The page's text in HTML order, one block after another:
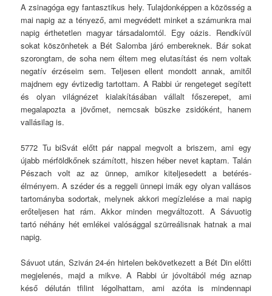
A zsinagóga egy fantasztikus hely. Tulajdonképpen a közösség a
mai napig az a tényező, ami megvédett minket a számunkra mai
napig érthetetlen magyar társadalomtól. Egy oázis. Rendkívül
sokat köszönhetek a Bét Salomba járó embereknek. Bár sokat
szorongtam, de soha nem éltem meg elutasítást és nem voltak
negatív érzéseim sem. Teljesen ellent mondott annak, amitől
majdnem egy évtizedig tartottam. A Rabbi úr rengeteget segített
és olyan világnézet kialakításában vállalt főszerepet, ami
megalapozta a jövőmet, nemcsak büszke zsidóként, hanem
vallásilag is.
5772 Tu biSvát előtt pár nappal megvolt a briszem, ami egy
újabb mérföldkőnek számított, hiszen héber nevet kaptam. Talán
Pészach volt az az ünnep, amikor kiteljesedett a betérés-
élményem. A széder és a reggeli ünnepi imák egy olyan vallásos
tartományba sodortak, melynek akkori megízlelése a mai napig
erőteljesen hat rám. Akkor minden megváltozott. A Sávuotig
tartó néhány hét emlékei valósággal szürreálisnak hatnak a mai
napig.
Sávuot után, Sziván 24-én hirtelen bekövetkezett a Bét Din előtti
megjelenés, majd a mikve. A Rabbi úr jóvoltából még aznap
késő délután tfilint légolhattam, ami azóta is mindennapi